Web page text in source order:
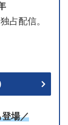
占配信。
場／